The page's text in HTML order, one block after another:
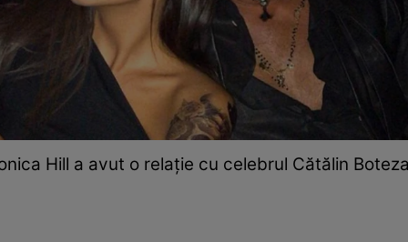
Hill a avut o relație cu celebrul Cătălin